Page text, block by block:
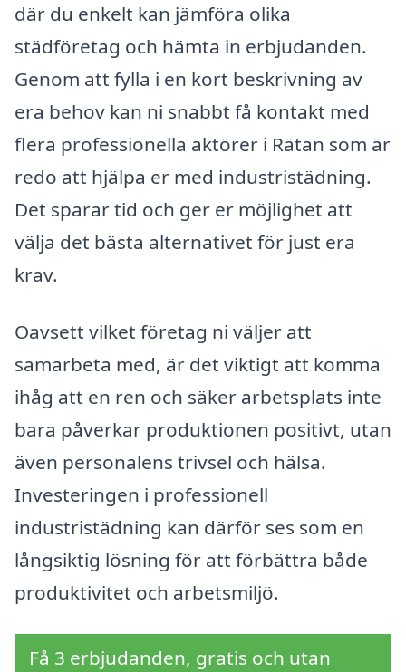
där du enkelt kan jämföra olika
städföretag och hämta in erbjudanden.
Genom att fylla i en kort beskrivning av
era behov kan ni snabbt få kontakt med
flera professionella aktörer i Rätan som är
redo att hjälpa er med industristädning.
Det sparar tid och ger er möjlighet att
välja det bästa alternativet för just era
krav.
Oavsett vilket företag ni väljer att
samarbeta med, är det viktigt att komma
ihåg att en ren och säker arbetsplats inte
bara påverkar produktionen positivt, utan
även personalens trivsel och hälsa.
Investeringen i professionell
industristädning kan därför ses som en
långsiktig lösning för att förbättra både
produktivitet och arbetsmiljö.
Få 3 erbjudanden, gratis och utan